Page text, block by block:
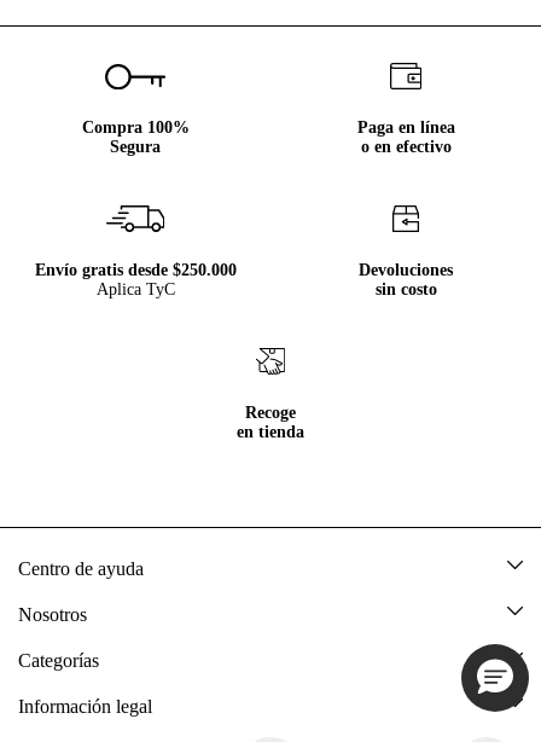
Compra 100%
Segura
Paga en línea
o en efectivo
Envío gratis desde $250.000
Aplica TyC
Devoluciones
sin costo
Recoge
en tienda
Centro de ayuda
Mis pedidos
Nosotros
Acerca de Tennis
Categorías
Nuevo
Información legal